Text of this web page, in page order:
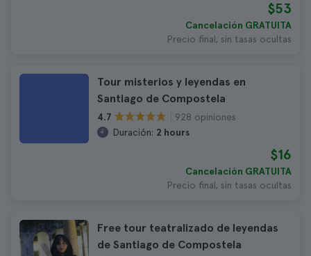
$53
Cancelación GRATUITA
Precio final, sin tasas ocultas
Tour misterios y leyendas en
Santiago de Compostela
4.7
928 opiniones
Duración: 2 hours
$16
Cancelación GRATUITA
Precio final, sin tasas ocultas
Free tour teatralizado de leyendas
de Santiago de Compostela